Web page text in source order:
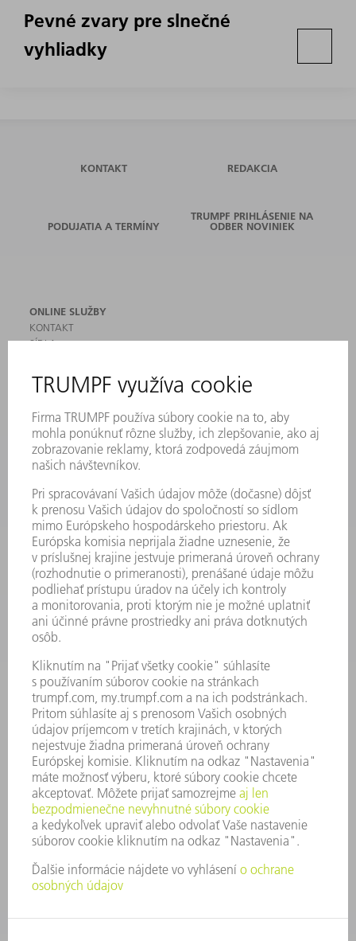
Pevné zvary pre slnečné
vyhliadky
KONTAKT REDAKCIA
PODUJATIA A TERMÍNY
TRUMPF PRIHLÁSENIE NA
ODBER NOVINIEK
ONLINE SLUŽBY
KONTAKT
SÍDLA
PRIHLÁSENIE NA ODBER NOVINIEK
KARTA BEZPEČNOSTNÝCH ÚDAJOV
STROJE & SYSTÉMY
LASER
VÝKONOVÁ ELEKTRONIKA
ELEKTRICKÉ RUČNÉ NÁRADIE
SMART FACTORY
SOFTVÉR
SLUŽBY
APLIKÁCIE
ODVETVIA
PODNIK
KARIÉRA
PONUKY PRACOVNÝCH MIEST
PROFIL FIRMY
PREDSTAVENSTVO
SPRÁVA O HOSPODÁRENÍ
FIREMNÉ PRINCÍPY
ZHODA
SYSTÉM OZNAMOVANIA
SECURITY
TLAČOVÉ SPRÁVY
ČASOPISY
STABILITA
ŽIVOTNÉ PROSTREDIE & KLÍMA
SOCIÁLNE VECI & SPOLOČNOSŤ
VEDENIE PODNIKU